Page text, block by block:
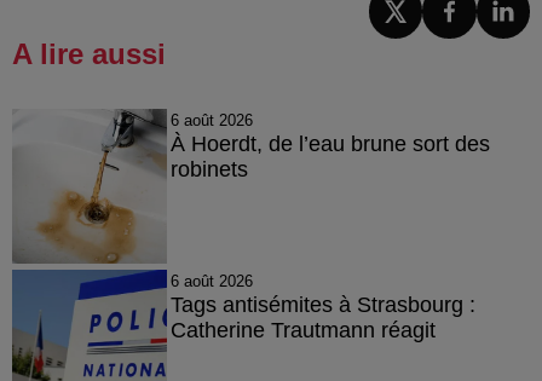
A lire aussi
6 août 2026
À Hoerdt, de l’eau brune sort des
robinets
6 août 2026
Tags antisémites à Strasbourg :
Catherine Trautmann réagit